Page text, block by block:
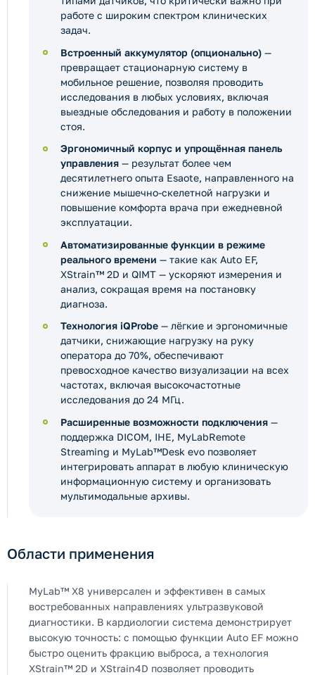
работе с широким спектром клинических
задач.
Встроенный аккумулятор (опционально) —
превращает стационарную систему в
мобильное решение, позволяя проводить
исследования в любых условиях, включая
выездные обследования и работу в положении
стоя.
Эргономичный корпус и упрощённая панель
управления — результат более чем
десятилетнего опыта Esaote, направленного на
снижение мышечно-скелетной нагрузки и
повышение комфорта врача при ежедневной
эксплуатации.
Автоматизированные функции в режиме
реального времени — такие как Auto EF,
XStrain™ 2D и QIMT — ускоряют измерения и
анализ, сокращая время на постановку
диагноза.
Технология iQProbe — лёгкие и эргономичные
датчики, снижающие нагрузку на руку
оператора до 70%, обеспечивают
превосходное качество визуализации на всех
частотах, включая высокочастотные
исследования до 24 МГц.
Расширенные возможности подключения —
поддержка DICOM, IHE, MyLabRemote
Streaming и MyLab™Desk evo позволяет
интегрировать аппарат в любую клиническую
информационную систему и организовать
мультимодальные архивы.
Области применения
MyLab™ X8 универсален и эффективен в самых
востребованных направлениях ультразвуковой
диагностики. В кардиологии система демонстрирует
высокую точность: с помощью функции Auto EF можно
быстро оценить фракцию выброса, а технология
XStrain™ 2D и XStrain4D позволяет проводить